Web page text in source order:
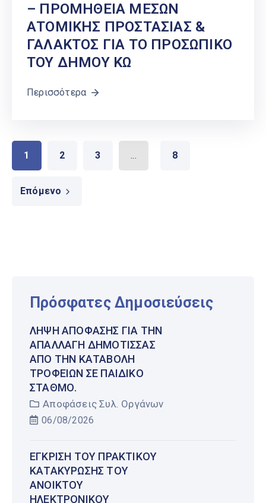
– ΠΡΟΜΗΘΕΙΑ ΜΕΣΩΝ
ΑΤΟΜΙΚΗΣ ΠΡΟΣΤΑΣΙΑΣ &
ΓΑΛΑΚΤΟΣ ΓΙΑ ΤΟ ΠΡΟΣΩΠΙΚΟ
ΤΟΥ ΔΗΜΟΥ ΚΩ
Περισσότερα
1 2 3 ... 8
Επόμενο
Πρόσφατες Δημοσιεύσεις
ΛΉΨΗ ΑΠΌΦΑΣΗΣ ΓΙΑ ΤΗΝ
ΑΠΑΛΛΑΓΉ ΔΗΜΌΤΙΣΣΑΣ
ΑΠΌ ΤΗΝ ΚΑΤΑΒΟΛΉ
ΤΡΟΦΕΊΩΝ ΣΕ ΠΑΙΔΙΚΌ
ΣΤΑΘΜΌ.
Αποφάσεις Συλ. Οργάνων
06/08/2026
ΈΓΚΡΙΣΗ ΤΟΥ ΠΡΑΚΤΙΚΟΎ
ΚΑΤΑΚΎΡΩΣΗΣ ΤΟΥ
ΑΝΟΙΚΤΟΎ
ΗΛΕΚΤΡΟΝΙΚΟΎ